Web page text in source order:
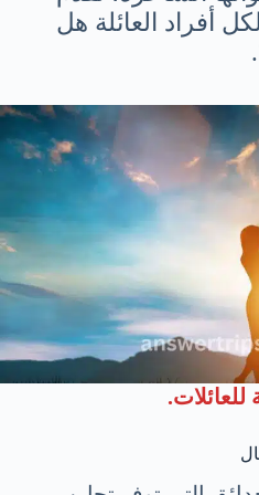
أفراد العائلة هل
للعائلات.